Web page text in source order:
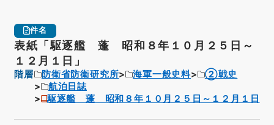
件名
表紙「駆逐艦 蓬 昭和８年１０月２５日～
１２月１日」
階層 防衛省防衛研究所 海軍一般史料
②戦史
航泊日誌
駆逐艦 蓬 昭和８年１０月２５日～１２月１日